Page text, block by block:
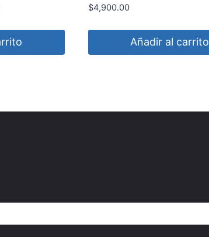
3D
LINE
$4,900.00
Añadir al carrito